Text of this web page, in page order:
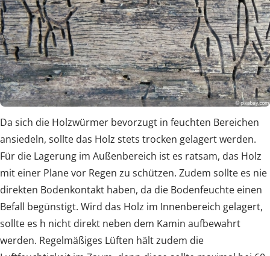
Da sich die Holzwürmer bevorzugt in feuchten Bereichen
ansiedeln, sollte das Holz stets trocken gelagert werden.
Für die Lagerung im Außenbereich ist es ratsam, das Holz
mit einer Plane vor Regen zu schützen. Zudem sollte es nie
direkten Bodenkontakt haben, da die Bodenfeuchte einen
Befall begünstigt. Wird das Holz im Innenbereich gelagert,
sollte es h nicht direkt neben dem Kamin aufbewahrt
werden. Regelmäßiges Lüften hält zudem die